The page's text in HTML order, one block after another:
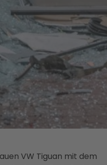
VW Tiguan mit dem